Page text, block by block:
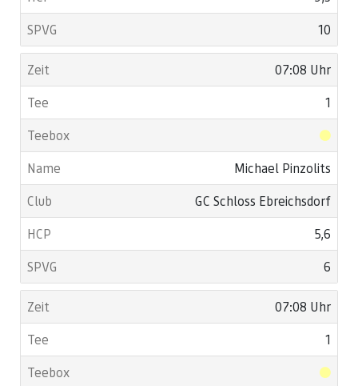
10
07:08 Uhr
1
Michael Pinzolits
GC Schloss Ebreichsdorf
5,6
6
07:08 Uhr
1